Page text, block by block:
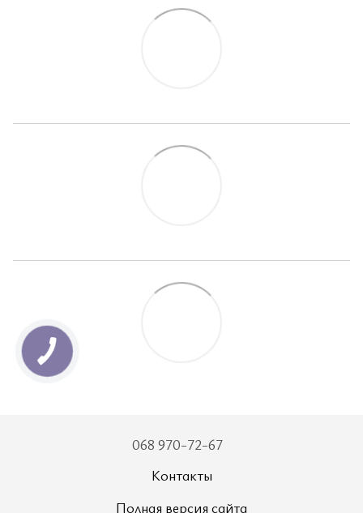
068 970-72-67
Контакты
Полная версия сайта